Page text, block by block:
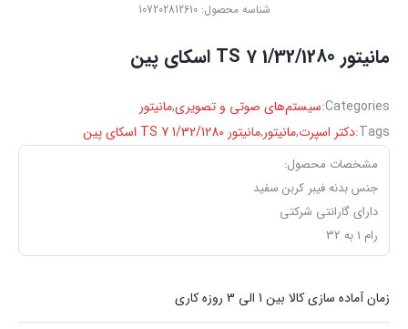
شناسه محصول:107202812610
مانیتور TS 7 1/32/1280 اسکای پین
Categories: سیستم‌های صوتی و تصویری,مانیتور
Tags: دکتر اسپرت,مانیتور,مانیتور TS 7 1/32/1280 اسکای پین
مشخصات محصول:
جنس بدنه فیبر کربن سفید
دارای گارانتی شرکتی
رام 1 به 32
زمان آماده سازی کالا بین 1 الی 3 روزه کاری